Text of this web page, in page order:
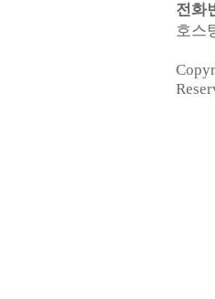
전화
호스